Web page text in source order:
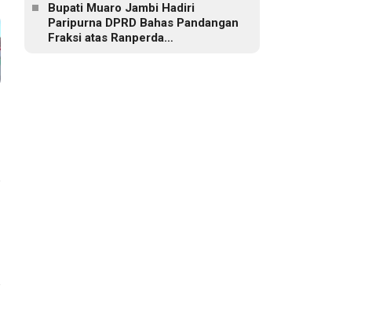
Bupati Muaro Jambi Hadiri
Paripurna DPRD Bahas Pandangan
Fraksi atas Ranperda